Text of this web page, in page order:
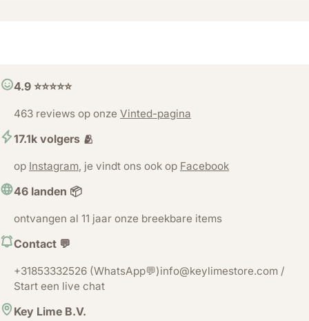
4.9 ⭐️⭐️⭐️⭐️⭐️
463 reviews op onze Vinted-pagina
17.1k volgers 🫂
op Instagram, je vindt ons ook op Facebook
46 landen 📦
ontvangen al 11 jaar onze breekbare items
Contact 💬
+31853332526 (WhatsApp💬)info@keylimestore.com /
Start een live chat
Key Lime B.V.